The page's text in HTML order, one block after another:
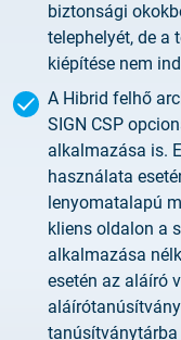
biztonsági
telephelyét, de a
kiépítése nem
A Hibrid felhő
SIGN CSP
alkalmazása is.
használata
lenyomatalapú
kliens oldalon a
alkalmazása
esetén az aláíró